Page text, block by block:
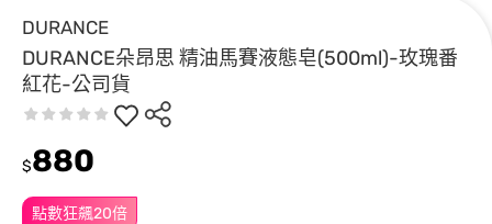
DURANCE
DURANCE朵昂思 精油馬賽液態皂(500ml)-玫瑰番
紅花-公司貨
點數狂飆20倍
$880